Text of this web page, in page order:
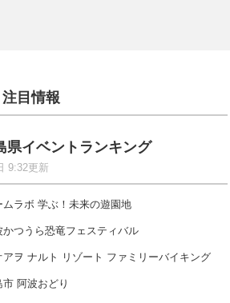
注目情報
県イベントランキング
9:32更新
ムラボ 学ぶ！未来の遊園地
かつうら恐竜フェスティバル
アヲ ナルト リゾート ファミリーバイキング
市 阿波おどり